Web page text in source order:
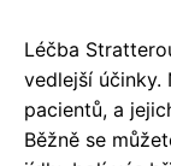
Léčba
vedlejší účinky.
pacientů, a
Běžně se